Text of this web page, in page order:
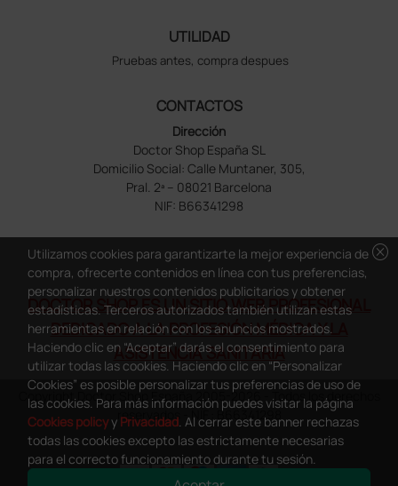
UTILIDAD
Pruebas antes, compra despues
CONTACTOS
Dirección
Doctor Shop España SL
Domicilio Social: Calle Muntaner, 305,
Pral. 2ª – 08021 Barcelona
NIF: B66341298
DOCTOR SHOP ES UN SITIO WEB PROFESIONAL
DEDICADO A LA PROFESIÓN MÉDICA Y LA
ASISTENCIA SANITARIA
Copyright Doctor Shop España 2005-2026 - Todos los derechos
reservados - NIF.: B66341298
cancel
Utilizamos cookies para garantizarte la mejor experiencia de
compra, ofrecerte contenidos en línea con tus preferencias,
personalizar nuestros contenidos publicitarios y obtener
estadísticas. Terceros autorizados también utilizan estas
herramientas en relación con los anuncios mostrados.
Haciendo clic en “Aceptar” darás el consentimiento para
utilizar todas las cookies. Haciendo clic en “Personalizar
Cookies” es posible personalizar tus preferencias de uso de
las cookies. Para más información puedes visitar la página
Cookies policyy Privacidad. Al cerrar este banner rechazas
todas las cookies excepto las estrictamente necesarias
para el correcto funcionamiento durante tu sesión.